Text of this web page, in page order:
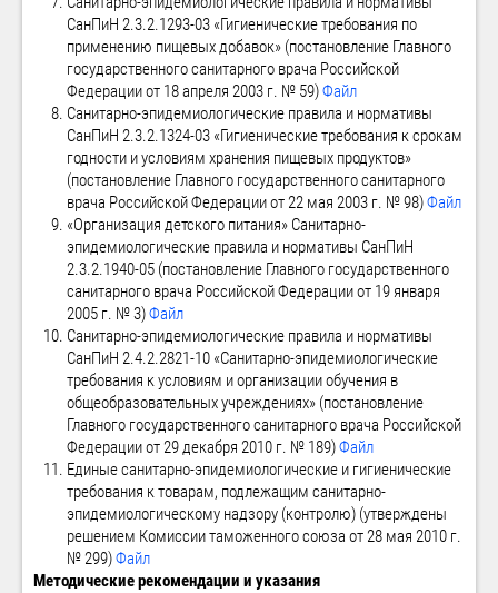
СанПиН 2.3.2.1293-03 «Гигиенические требования по
применению пищевых добавок» (постановление Главного
государственного санитарного врача Российской
Федерации от 18 апреля 2003 г. № 59)Файл
Санитарно-эпидемиологические правила и нормативы
СанПиН 2.3.2.1324-03 «Гигиенические требования к срокам
годности и условиям хранения пищевых продуктов»
(постановление Главного государственного санитарного
врача Российской Федерации от 22 мая 2003 г. № 98)Файл
«Организация детского питания» Санитарно-
эпидемиологические правила и нормативы СанПиН
2.3.2.1940-05 (постановление Главного государственного
санитарного врача Российской Федерации от 19 января
2005 г. № 3)Файл
Санитарно-эпидемиологические правила и нормативы
СанПиН 2.4.2.2821-10 «Санитарно-эпидемиологические
требования к условиям и организации обучения в
общеобразовательных учреждениях» (постановление
Главного государственного санитарного врача Российской
Федерации от 29 декабря 2010 г. № 189)Файл
Единые санитарно-эпидемиологические и гигиенические
требования к товарам, подлежащим санитарно-
эпидемиологическому надзору (контролю) (утверждены
решением Комиссии таможенного союза от 28 мая 2010 г.
№ 299)Файл
Методические рекомендации и указания